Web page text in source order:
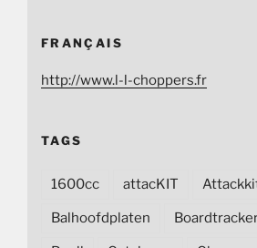
FRANÇAIS
http://www.l-l-choppers.fr
TAGS
1600cc attacKIT
Balhoofdplaten